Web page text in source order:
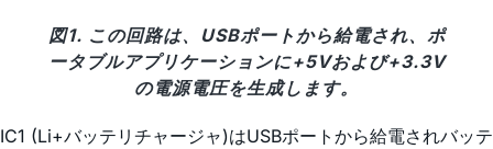
図1. この回路は、USBポートから給電され、ポ
ータブルアプリケーションに+5Vおよび+3.3V
の電源電圧を生成します。
IC1 (Li+バッテリチャージャ)はUSBポートから給電されバッテ